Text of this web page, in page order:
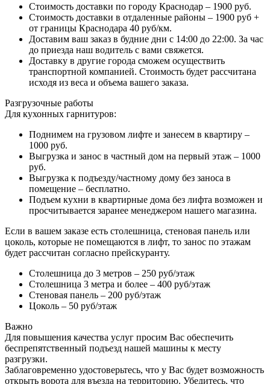
Стоимость доставки по городу Краснодар – 1900 руб.
Стоимость доставки в отдаленные районы – 1900 руб +
от границы Краснодара 40 руб/км.
Доставим ваш заказ в будние дни с 14:00 до 22:00. За час
до приезда наш водитель с вами свяжется.
Доставку в другие города сможем осуществить
транспортной компанией. Стоимость будет рассчитана
исходя из веса и объема вашего заказа.
Разгрузочные работы
Для кухонных гарнитуров:
Поднимем на грузовом лифте и занесем в квартиру –
1000 руб.
Выгрузка и занос в частный дом на первый этаж – 1000
руб.
Выгрузка к подъезду/частному дому без заноса в
помещение – бесплатно.
Подъем кухни в квартирные дома без лифта возможен и
просчитывается заранее менеджером нашего магазина.
Если в вашем заказе есть столешница, стеновая панель или
цоколь, которые не помещаются в лифт, то занос по этажам
будет рассчитан согласно прейскуранту.
Столешница до 3 метров – 250 руб/этаж
Столешница 3 метра и более – 400 руб/этаж
Стеновая панель – 200 руб/этаж
Цоколь – 50 руб/этаж
Важно
Для повышения качества услуг просим Вас обеспечить
беспрепятственный подъезд нашей машины к месту
разгрузки.
Заблаговременно удостоверьтесь, что у Вас будет возможность
открыть ворота для въезда на территорию. Убедитесь, что